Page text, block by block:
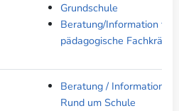
Grundschule
Beratung/Information für
pädagogische Fachkräfte
Beratung / Informationen
Rund um Schule